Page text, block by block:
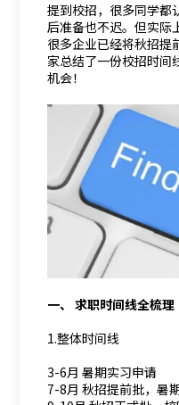
提到校招，很多同学都
后准备也不迟。但实际
很多企业已经将秋招提
家总结了一份校招时间
机会！
一、 求职时间线全梳理
1.整体时间线
3-6月 暑期实习申请
7-8月 秋招提前批，暑